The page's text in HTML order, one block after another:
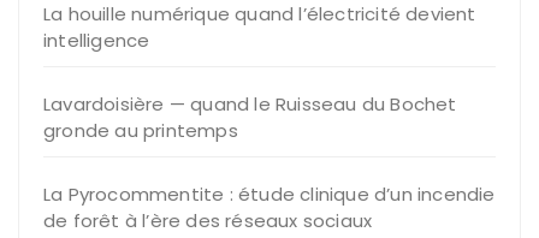
La houille numérique quand l’électricité devient
intelligence
Lavardoisière — quand le Ruisseau du Bochet
gronde au printemps
La Pyrocommentite : étude clinique d’un incendie
de forêt à l’ère des réseaux sociaux